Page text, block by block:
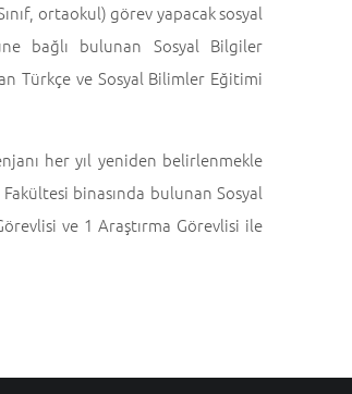
ortaokul) görev yapacak sosyal
bağlı bulunan Sosyal Bilgiler
Türkçe ve Sosyal Bilimler Eğitimi
her yıl yeniden belirlenmekle
binasında bulunan Sosyal
ve 1 Araştırma Görevlisi ile